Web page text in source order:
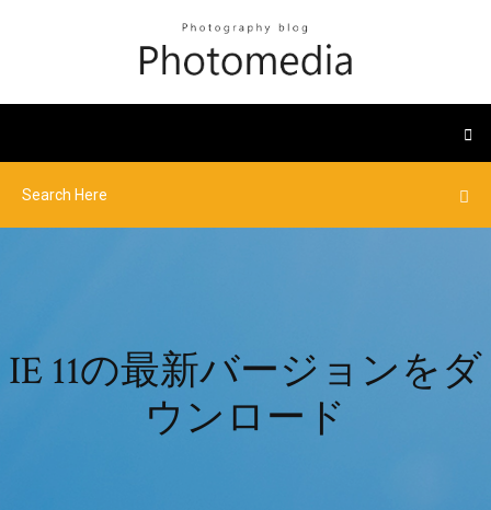
IE 11の最新バージョンをダ
ウンロード